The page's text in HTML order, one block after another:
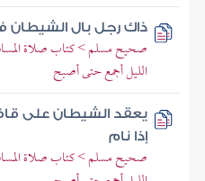
ذاك رجل بال الشيطان
صحيح مسلم > كتاب صلاة
الليل أجمع حتى أصبح
يعقد الشيطان على
إذا نام
صحيح مسلم > كتاب صلاة